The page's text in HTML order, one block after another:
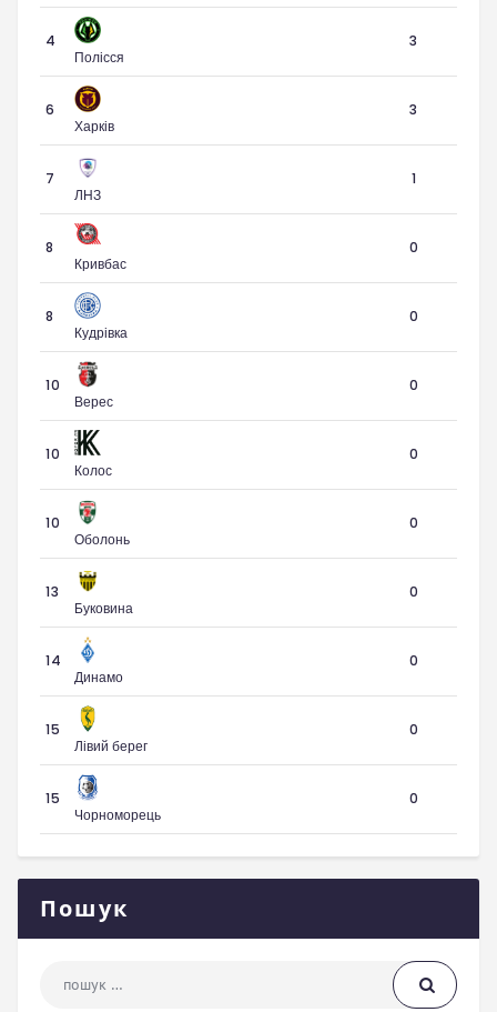
4
Полісся
3
6
Харків
3
7
ЛНЗ
1
8
Кривбас
0
8
Кудрівка
0
10
Верес
0
10
Колос
0
10
Оболонь
0
13
Буковина
0
14
Динамо
0
15
Лівий берег
0
15
Чорноморець
0
Пошук